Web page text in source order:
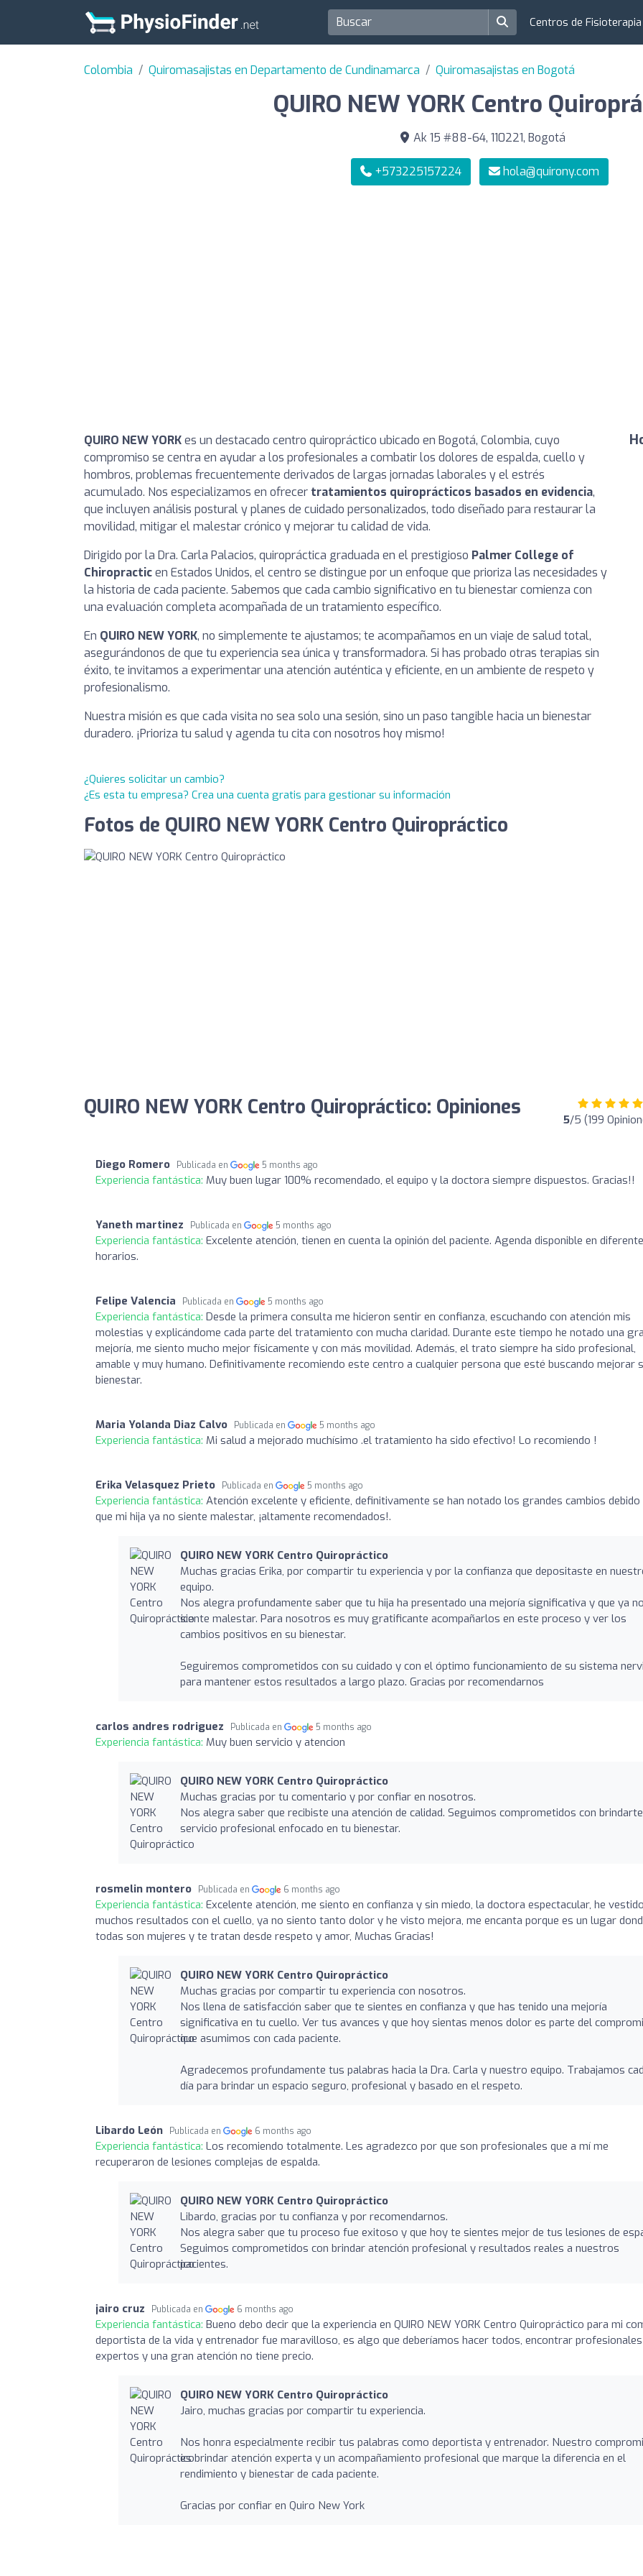
Centros de Fisioterapia
Colombia Quiromasajistas en Departamento de Cundinamarca Quiromasajistas en Bogotá
QUIRO NEW YORK Centro
Ak 15 #88-64, 110221, Bogotá
+573225157224 hola@quirony.com
QUIRO NEW YORKes un destacado centro quiropráctico ubicado en Bogotá, Colombia, cuyo
compromiso se centra en ayudar a los profesionales a combatir los dolores de espalda, cuello y
hombros, problemas frecuentemente derivados de largas jornadas laborales y el estrés
acumulado. Nos especializamos en ofrecer tratamientos quiroprácticos basados en evidencia,
que incluyen análisis postural y planes de cuidado personalizados, todo diseñado para restaurar la
movilidad, mitigar el malestar crónico y mejorar tu calidad de vida.
Dirigido por la Dra. Carla Palacios, quiropráctica graduada en el prestigioso Palmer College of
Chiropracticen Estados Unidos, el centro se distingue por un enfoque que prioriza las necesidades y
la historia de cada paciente. Sabemos que cada cambio significativo en tu bienestar comienza con
una evaluación completa acompañada de un tratamiento específico.
En QUIRO NEW YORK, no simplemente te ajustamos; te acompañamos en un viaje de salud total,
asegurándonos de que tu experiencia sea única y transformadora. Si has probado otras terapias sin
éxito, te invitamos a experimentar una atención auténtica y eficiente, en un ambiente de respeto y
profesionalismo.
Nuestra misión es que cada visita no sea solo una sesión, sino un paso tangible hacia un bienestar
duradero. ¡Prioriza tu salud y agenda tu cita con nosotros hoy mismo!
¿Quieres solicitar un cambio?
¿Es esta tu empresa? Crea una cuenta gratis para gestionar su información
Fotos de QUIRO NEW YORK Centro Quiropráctico
QUIRO NEW YORK Centro Quiropráctico: Opiniones 5/5 (199
Diego Romero Publicada en 5 months ago
Experiencia fantástica: Muy buen lugar 100% recomendado, el equipo y la doctora siempre dispuestos. Gracias!!
Yaneth martinez Publicada en 5 months ago
Experiencia fantástica: Excelente atención, tienen en cuenta la opinión del paciente. Agenda disponible en
horarios.
Felipe Valencia Publicada en 5 months ago
Experiencia fantástica: Desde la primera consulta me hicieron sentir en confianza, escuchando con atención mis
molestias y explicándome cada parte del tratamiento con mucha claridad. Durante este tiempo he notado una
mejoría, me siento mucho mejor físicamente y con más movilidad. Además, el trato siempre ha sido profesional,
amable y muy humano. Definitivamente recomiendo este centro a cualquier persona que esté buscando mejorar
bienestar.
Maria Yolanda Diaz Calvo Publicada en 5 months ago
Experiencia fantástica: Mi salud a mejorado muchísimo .el tratamiento ha sido efectivo! Lo recomiendo !
Erika Velasquez Prieto Publicada en 5 months ago
Experiencia fantástica: Atención excelente y eficiente, definitivamente se han notado los grandes cambios debido
que mi hija ya no siente malestar, ¡altamente recomendados!.
QUIRO NEW YORK Centro Quiropráctico
Muchas gracias Erika, por compartir tu experiencia y por la confianza que depositaste en
equipo.
Nos alegra profundamente saber que tu hija ha presentado una mejoría significativa y que ya no
siente malestar. Para nosotros es muy gratificante acompañarlos en este proceso y ver los
cambios positivos en su bienestar.
Seguiremos comprometidos con su cuidado y con el óptimo funcionamiento de su sistema
para mantener estos resultados a largo plazo. Gracias por recomendarnos
carlos andres rodriguez Publicada en 5 months ago
Experiencia fantástica: Muy buen servicio y atencion
QUIRO NEW YORK Centro Quiropráctico
Muchas gracias por tu comentario y por confiar en nosotros.
Nos alegra saber que recibiste una atención de calidad. Seguimos comprometidos con
servicio profesional enfocado en tu bienestar.
rosmelin montero Publicada en 6 months ago
Experiencia fantástica: Excelente atención, me siento en confianza y sin miedo, la doctora espectacular, he vestido
muchos resultados con el cuello, ya no siento tanto dolor y he visto mejora, me encanta porque es un lugar
todas son mujeres y te tratan desde respeto y amor, Muchas Gracias!
QUIRO NEW YORK Centro Quiropráctico
Muchas gracias por compartir tu experiencia con nosotros.
Nos llena de satisfacción saber que te sientes en confianza y que has tenido una mejoría
significativa en tu cuello. Ver tus avances y que hoy sientas menos dolor es parte del
que asumimos con cada paciente.
Agradecemos profundamente tus palabras hacia la Dra. Carla y nuestro equipo. Trabajamos
día para brindar un espacio seguro, profesional y basado en el respeto.
Libardo León Publicada en 6 months ago
Experiencia fantástica: Los recomiendo totalmente. Les agradezco por que son profesionales que a mí me
recuperaron de lesiones complejas de espalda.
QUIRO NEW YORK Centro Quiropráctico
Libardo, gracias por tu confianza y por recomendarnos.
Nos alegra saber que tu proceso fue exitoso y que hoy te sientes mejor de tus lesiones de
Seguimos comprometidos con brindar atención profesional y resultados reales a nuestros
pacientes.
jairo cruz Publicada en 6 months ago
Experiencia fantástica: Bueno debo decir que la experiencia en QUIRO NEW YORK Centro Quiropráctico para mi
deportista de la vida y entrenador fue maravilloso, es algo que deberíamos hacer todos, encontrar profesionales
expertos y una gran atención no tiene precio.
QUIRO NEW YORK Centro Quiropráctico
Jairo, muchas gracias por compartir tu experiencia.
Nos honra especialmente recibir tus palabras como deportista y entrenador. Nuestro
es brindar atención experta y un acompañamiento profesional que marque la diferencia en el
rendimiento y bienestar de cada paciente.
Gracias por confiar en Quiro New York